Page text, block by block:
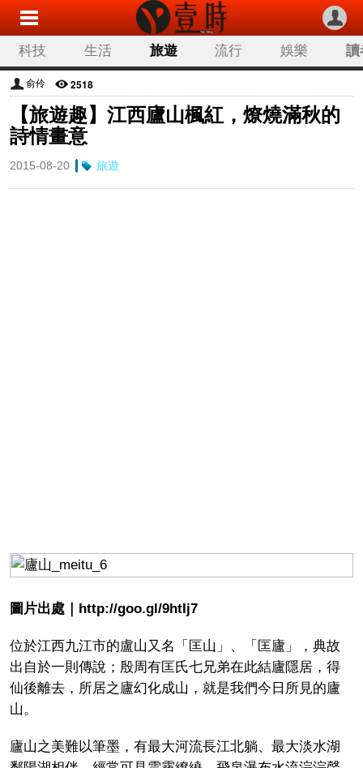
科技 生活 旅遊 流行 娛樂 讀
俞伶 2518
【旅遊趣】江西廬山楓紅，燎燒滿秋的
詩情畫意
2015-08-20 旅遊
圖片出處｜http://goo.gl/9htIj7
位於江西九江市的盧山又名「匡山」、「匡廬」，典故
出自於一則傳說；殷周有匡氏七兄弟在此結廬隱居，得
仙後離去，所居之廬幻化成山，就是我們今日所見的廬
山。
廬山之美難以筆墨，有最大河流長江北躺、最大淡水湖